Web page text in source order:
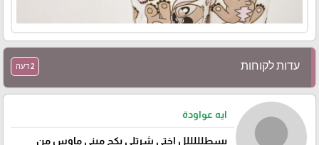
עדות לקוחות 2 דעה
ايه عواودة
بسطلللللل اختي شرتلي بكج ميني ماوس من